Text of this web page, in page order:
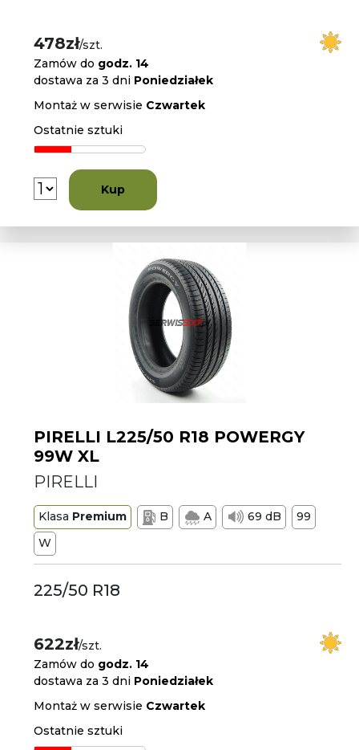
478zł/szt.
Zamów do godz. 14
dostawa za 3 dni Poniedziałek
Montaż w serwisie Czwartek
Ostatnie sztuki
Kup
PIRELLI L225/50 R18 POWERGY
99W XL
PIRELLI
Klasa Premium B A 69 dB
99
W
225/50 R18
622zł/szt.
Zamów do godz. 14
dostawa za 3 dni Poniedziałek
Montaż w serwisie Czwartek
Ostatnie sztuki